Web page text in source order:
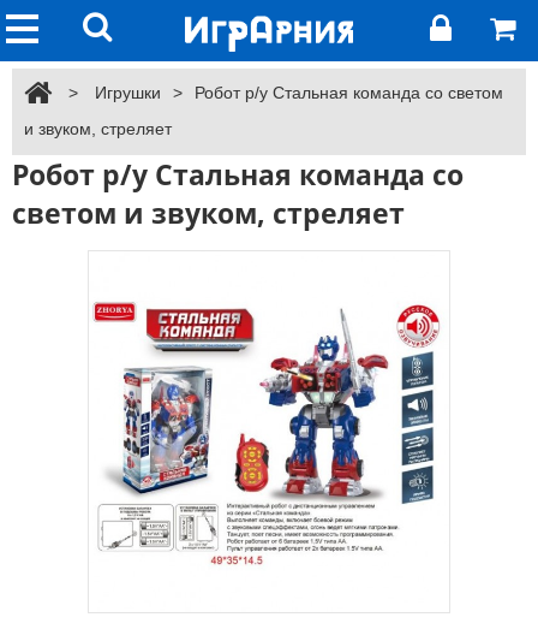
> Игрушки >
Робот р/у Стальная команда со светом
и звуком, стреляет
Робот р/у Стальная команда со
светом и звуком, стреляет